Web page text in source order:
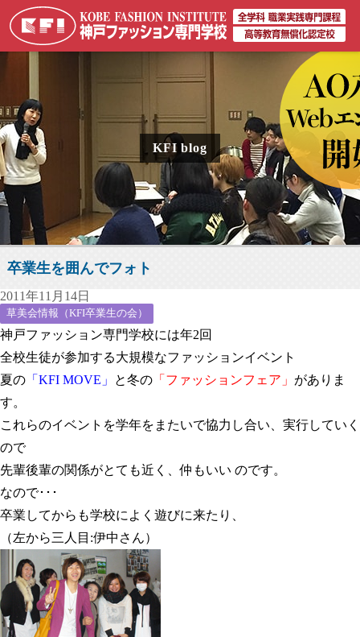
KFI blog
卒業生を囲んでフォト
2011年11月14日
草美会情報（KFI卒業生の会）
神戸ファッション専門学校には年2回
全校生徒が参加する大規模なファッションイベント
夏の 「KFI MOVE」 と冬の 「ファッションフェア」 がありま
す。
これらのイベントを学年をまたいで協力し合い、実行していく
ので
先輩後輩の関係がとても近く、仲もいい のです。
なので･･･
卒業してからも学校によく遊びに来たり、
（左から三人目:伊中さん）